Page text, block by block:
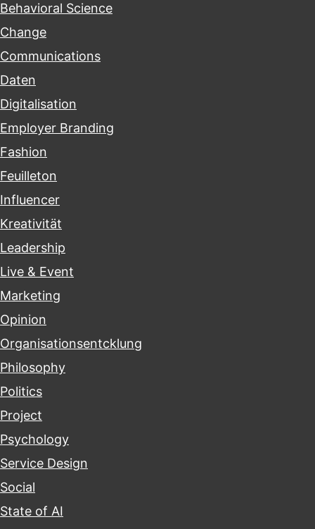
Behavioral Science
Change
Communications
Daten
Digitalisation
Employer Branding
Fashion
Feuilleton
Influencer
Kreativität
Leadership
Live & Event
Marketing
Opinion
Organisationsentcklung
Philosophy
Politics
Project
Psychology
Service Design
Social
State of AI